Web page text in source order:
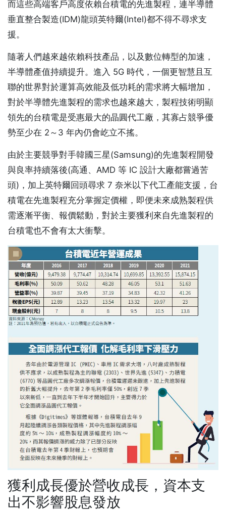
而這些高端客戶高度依賴台積電的先進製程，連半導體
垂直整合製造(IDM)龍頭英特爾(Intel)都不得不尋求支
援。
隨著人們越來越依賴科技產品，以及數位轉型的加速，
半導體產值持續提升。進入 5G 時代，一個更智慧且互
聯的世界對於運算高效能及低功耗的需求將大幅增加，
對於半導體先進製程的需求也越來越大，製程技術明顯
領先的台積電是受惠最大的晶圓代工廠，其寡占競爭優
勢至少在 2～3 年內仍會屹立不搖。
由於主要競爭對手韓國三星(Samsung)的先進製程開發
與良率持續落後(高通、AMD 等 IC 設計大廠都嘗過苦
頭)，加上英特爾回頭尋求 7 奈米以下代工產能支援，台
積電在先進製程充分掌握定價權，即便未來成熟製程供
需逐漸平衡、報價鬆動，對於主要獲利來自先進製程的
台積電也不會有太大衝擊。
獲利成長優於營收成長，資本支
出不影響股息發放